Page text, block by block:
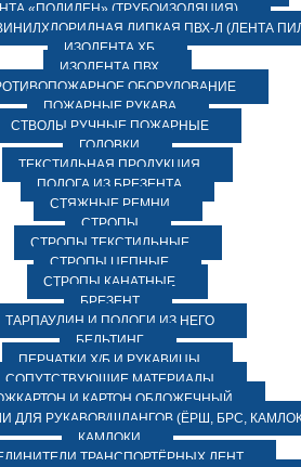
«ПОЛИЛЕН» (ТРУБОИЗОЛЯЦИЯ)
ЛИПКАЯ ПВХ-Л (ЛЕНТА
ИЗОЛЕНТА ХБ
ИЗОЛЕНТА ПВХ
ОБОРУДОВАНИЕ
ПОЖАРНЫЕ РУКАВА
СТВОЛЫ РУЧНЫЕ ПОЖАРНЫЕ
ГОЛОВКИ
ТЕКСТИЛЬНАЯ ПРОДУКЦИЯ
ПОЛОГА ИЗ БРЕЗЕНТА
СТЯЖНЫЕ РЕМНИ
СТРОПЫ
СТРОПЫ ТЕКСТИЛЬНЫЕ
СТРОПЫ ЦЕПНЫЕ
СТРОПЫ КАНАТНЫЕ
БРЕЗЕНТ
ТАРПАУЛИН И ПОЛОГИ ИЗ НЕГО
БЕЛЬТИНГ
ПЕРЧАТКИ Х/Б И РУКАВИЦЫ
СОПУТСТВУЮЩИЕ МАТЕРИАЛЫ
И КАРТОН ОБЛОЖЕЧНЫЙ
ДЛЯ РУКАВОВ/ШЛАНГОВ (ЁРШ, БРС,
КАМЛОКИ
ТРАНСПОРТЁРНЫХ ЛЕНТ